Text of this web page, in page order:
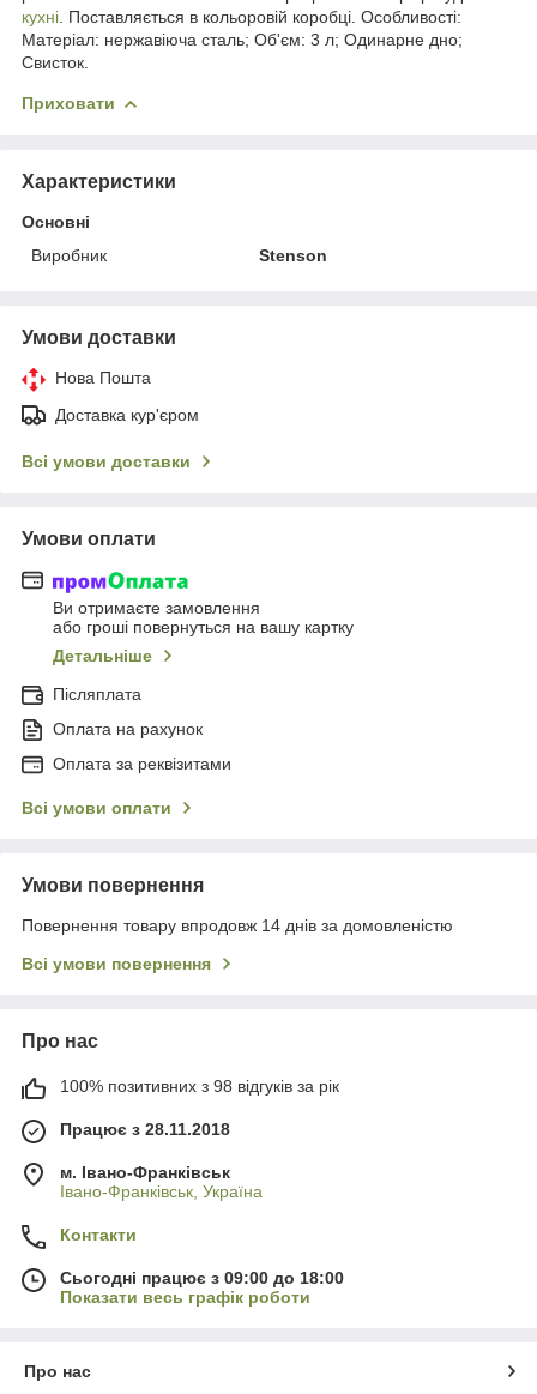
кухні . Поставляється в кольоровій коробці. Особливості:
Матеріал: нержавіюча сталь; Об'єм: 3 л; Одинарне дно;
Свисток.
Приховати
Характеристики
Основні
Виробник
Stenson
Умови доставки
Нова Пошта
Доставка кур'єром
Всі умови доставки
Умови оплати
Ви отримаєте замовлення
або гроші повернуться на вашу картку
Детальніше
Післяплата
Оплата на рахунок
Оплата за реквізитами
Всі умови оплати
Умови повернення
Повернення товару впродовж 14 днів за домовленістю
Всі умови повернення
Про нас
100% позитивних з 98 відгуків за рік
Працює з 28.11.2018
м. Івано-Франківськ
Івано-Франківськ, Україна
Контакти
Сьогодні працює з 09:00 до 18:00
Показати весь графік роботи
Про нас